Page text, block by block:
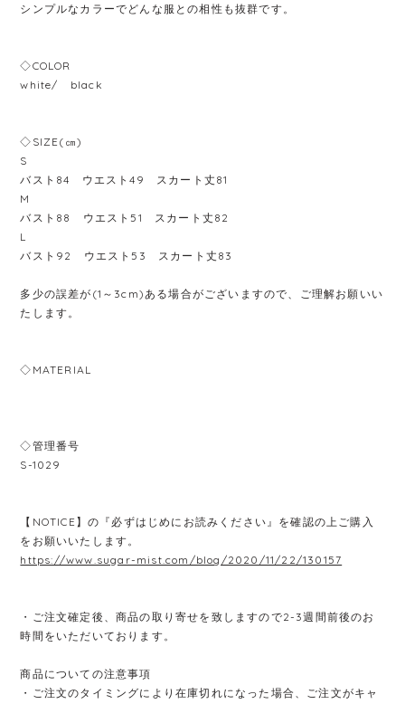
シンプルなカラーでどんな服との相性も抜群です。
◇COLOR
white/ black
◇SIZE(㎝)
S
バスト84 ウエスト49 スカート丈81
M
バスト88 ウエスト51 スカート丈82
L
バスト92 ウエスト53 スカート丈83
多少の誤差が(1～3cm)ある場合がございますので、ご理解お願いい
たします。
◇MATERIAL
◇管理番号
S-1029
【NOTICE】の『必ずはじめにお読みください』を確認の上ご購入
をお願いいたします。
https://www.sugar-mist.com/blog/2020/11/22/130157
・ご注文確定後、商品の取り寄せを致しますので2-3週間前後のお
時間をいただいております。
商品についての注意事項
・ご注文のタイミングにより在庫切れになった場合、ご注文がキャ